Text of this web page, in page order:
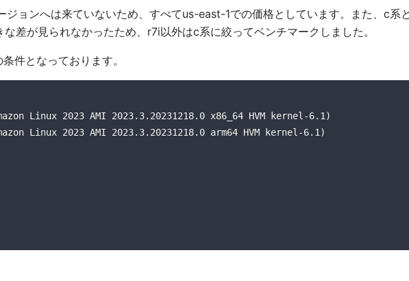
ョンへは来ていないため、すべてus-east-1での価格としています。また、c系
差が見られなかったため、r7i以外はc系に絞ってベンチマークしました。
件となっております。